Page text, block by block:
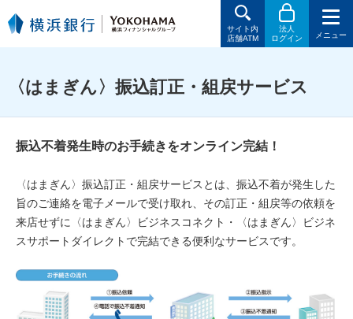
サイト内
店舗ATM
法人
ログイン
メニュー
〈はまぎん〉振込訂正・組戻サービス
振込不着発生時のお手続きをオンライン完結！
〈はまぎん〉振込訂正・組戻サービスとは、振込不着が発生した
旨のご連絡を電子メールで受け取れ、その訂正・組戻等の依頼を
来店せずに〈はまぎん〉ビジネスコネクト・〈はまぎん〉ビジネ
スサポートダイレクトで完結できる便利なサービスです。